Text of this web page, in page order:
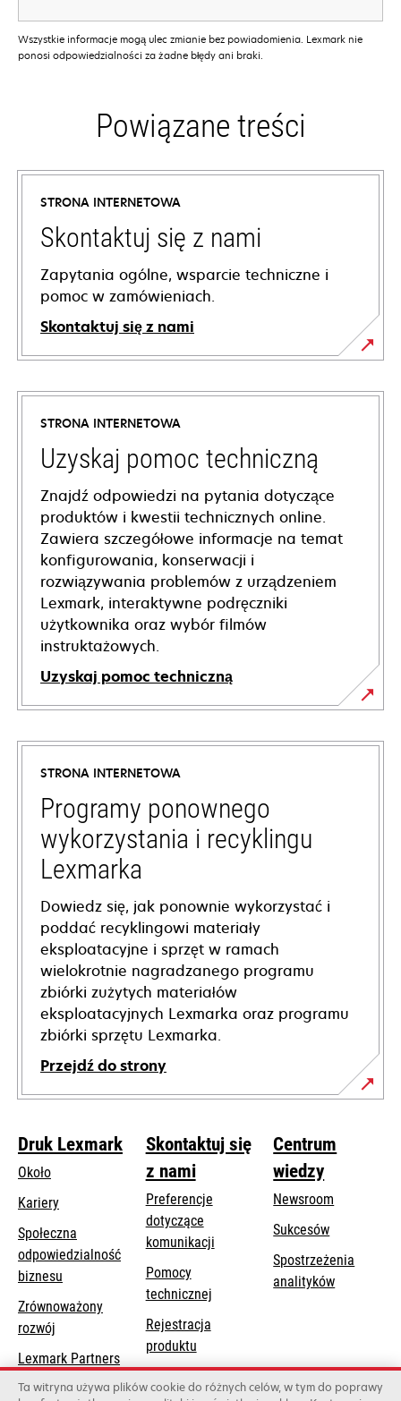
Wszystkie informacje mogą ulec zmianie bez powiadomienia. Lexmark nie
ponosi odpowiedzialności za żadne błędy ani braki.
Powiązane treści
STRONA INTERNETOWA
Skontaktuj się z nami
Zapytania ogólne, wsparcie techniczne i
pomoc w zamówieniach.
Skontaktuj się z nami
STRONA INTERNETOWA
Uzyskaj pomoc techniczną
Znajdź odpowiedzi na pytania dotyczące
produktów i kwestii technicznych online.
Zawiera szczegółowe informacje na temat
konfigurowania, konserwacji i
rozwiązywania problemów z urządzeniem
Lexmark, interaktywne podręczniki
użytkownika oraz wybór filmów
instruktażowych.
Uzyskaj pomoc techniczną
opens
in
new
tab
STRONA INTERNETOWA
Programy ponownego
wykorzystania i recyklingu
Lexmarka
Dowiedz się, jak ponownie wykorzystać i
poddać recyklingowi materiały
eksploatacyjne i sprzęt w ramach
wielokrotnie nagradzanego programu
zbiórki zużytych materiałów
eksploatacyjnych Lexmarka oraz programu
zbiórki sprzętu Lexmarka.
Przejdź do strony
Druk Lexmark
Około
Kariery
Społeczna
odpowiedzialność
biznesu
a
tab
Zrównoważony
rozwój
Lexmark Partners
Skontaktuj się
z nami
Preferencje
dotyczące
komunikacji
Pomocy
technicznejopens
a
tab
Rejestracja
produktu
Znajdź dealera
Centrum
wiedzy
Newsroom
Sukcesów
Spostrzeżenia
analityków
Ta witryna używa plików cookie do różnych celów, w tym do poprawy